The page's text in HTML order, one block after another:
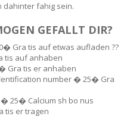
dahinter fahig sein.
GEFALLT DIR?
Gra tis auf etwas aufladen ??
tis auf anhaben
Gra tis er anhaben
number � 25� Gra
25� Calcium sh bo nus
tis er tragen